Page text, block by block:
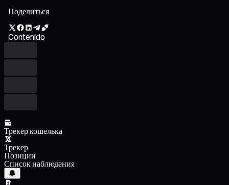
Поделиться
Contenido
Трекер кошелька
Трекер
Позиции
Список наблюдения